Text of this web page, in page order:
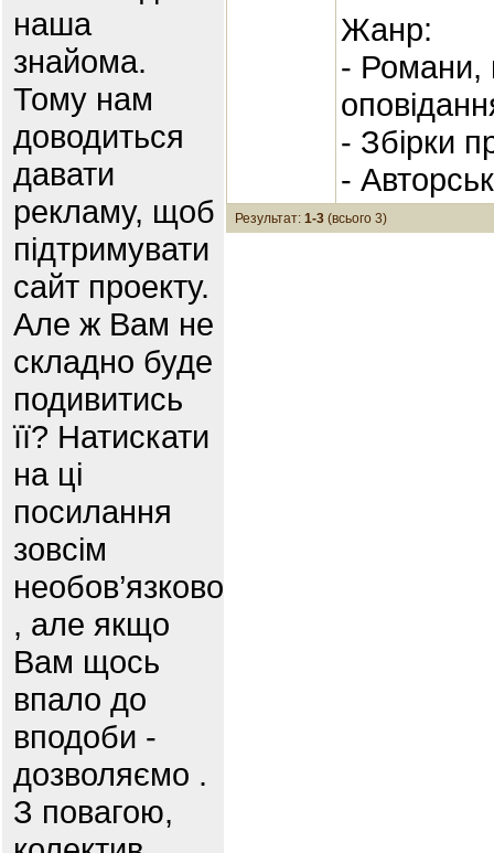
наша
знайома.
Тому нам
доводиться
давати
рекламу, щоб
підтримувати
сайт проекту.
Але ж Вам не
складно буде
подивитись
її? Натискати
на ці
посилання
зовсім
необов’язково
, але якщо
Вам щось
впало до
вподоби -
дозволяємо .
З повагою,
Жанр:
- Романи,
- Збірки
-
Результат: 1-3 (всього 3)